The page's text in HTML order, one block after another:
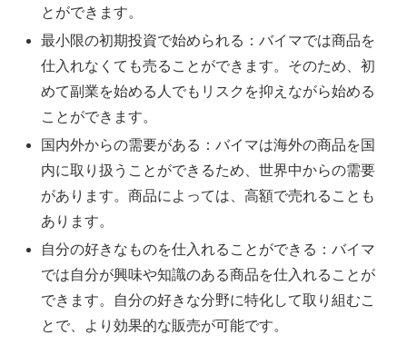
とができます。
最小限の初期投資で始められる：バイマでは商品を
仕入れなくても売ることができます。そのため、初
めて副業を始める人でもリスクを抑えながら始める
ことができます。
国内外からの需要がある：バイマは海外の商品を国
内に取り扱うことができるため、世界中からの需要
があります。商品によっては、高額で売れることも
あります。
自分の好きなものを仕入れることができる：バイマ
では自分が興味や知識のある商品を仕入れることが
できます。自分の好きな分野に特化して取り組むこ
とで、より効果的な販売が可能です。